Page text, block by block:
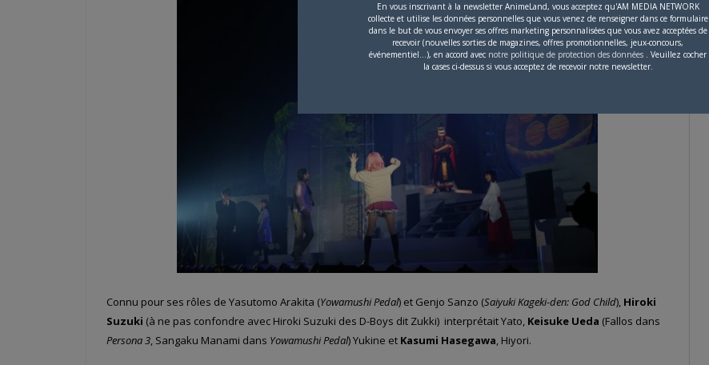
Connu pour ses rôles de Yasutomo Arakita (Yowamushi Pedal) et Genjo Sanzo (Saiyuki Kageki-den: God Child), Hiroki
Suzuki (à ne pas confondre avec Hiroki Suzuki des D-Boys dit Zukki) interprétait Yato, Keisuke Ueda (Fallos dans
Persona 3, Sangaku Manami dans Yowamushi Pedal) Yukine et Kasumi Hasegawa, Hiyori.
En vous inscrivant à la newsletter AnimeLand, vous acceptez qu'AM MEDIA NETWORK
collecte et utilise les données personnelles que vous venez de renseigner dans ce formulaire
dans le but de vous envoyer ses offres marketing personnalisées que vous avez acceptées de
recevoir (nouvelles sorties de magazines, offres promotionnelles, jeux-concours,
événementiel...), en accord avec notre politique de protection des données . Veuillez cocher
la cases ci-dessus si vous acceptez de recevoir notre newsletter.